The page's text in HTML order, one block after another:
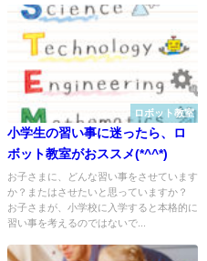
ロボット教室
小学生の習い事に迷ったら、ロ
ボット教室がおススメ(*^^*)
お子さまに、どんな習い事をさせています
か？またはさせたいと思っていますか？
お子さまが、小学校に入学すると本格的に
習い事を考えるのではないで...